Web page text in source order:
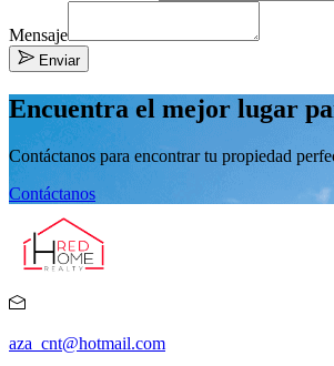
Mensaje
Enviar
Encuentra el mejor lugar
Contáctanos para encontrar tu propiedad
Contáctanos
aza_cnt@hotmail.com